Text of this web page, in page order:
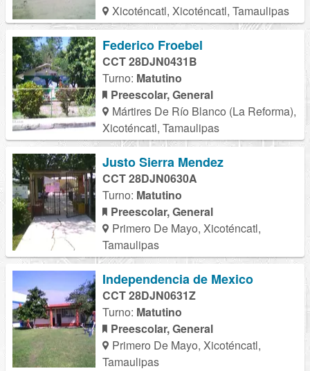
Xicoténcatl, Xicoténcatl, Tamaulipas
Federico Froebel
CCT 28DJN0431B
Turno: Matutino
Preescolar, General
Mártires De Río Blanco (La Reforma),
Xicoténcatl, Tamaulipas
Justo Sierra Mendez
CCT 28DJN0630A
Turno: Matutino
Preescolar, General
Primero De Mayo, Xicoténcatl,
Tamaulipas
Independencia de Mexico
CCT 28DJN0631Z
Turno: Matutino
Preescolar, General
Primero De Mayo, Xicoténcatl,
Tamaulipas